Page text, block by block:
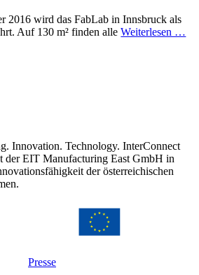
2016 wird das FabLab in Innsbruck als
Auf 130 m² finden alleWeiterlesen …
Innovation. Technology. InterConnect
der EIT Manufacturing East GmbH in
der österreichischen
Presse